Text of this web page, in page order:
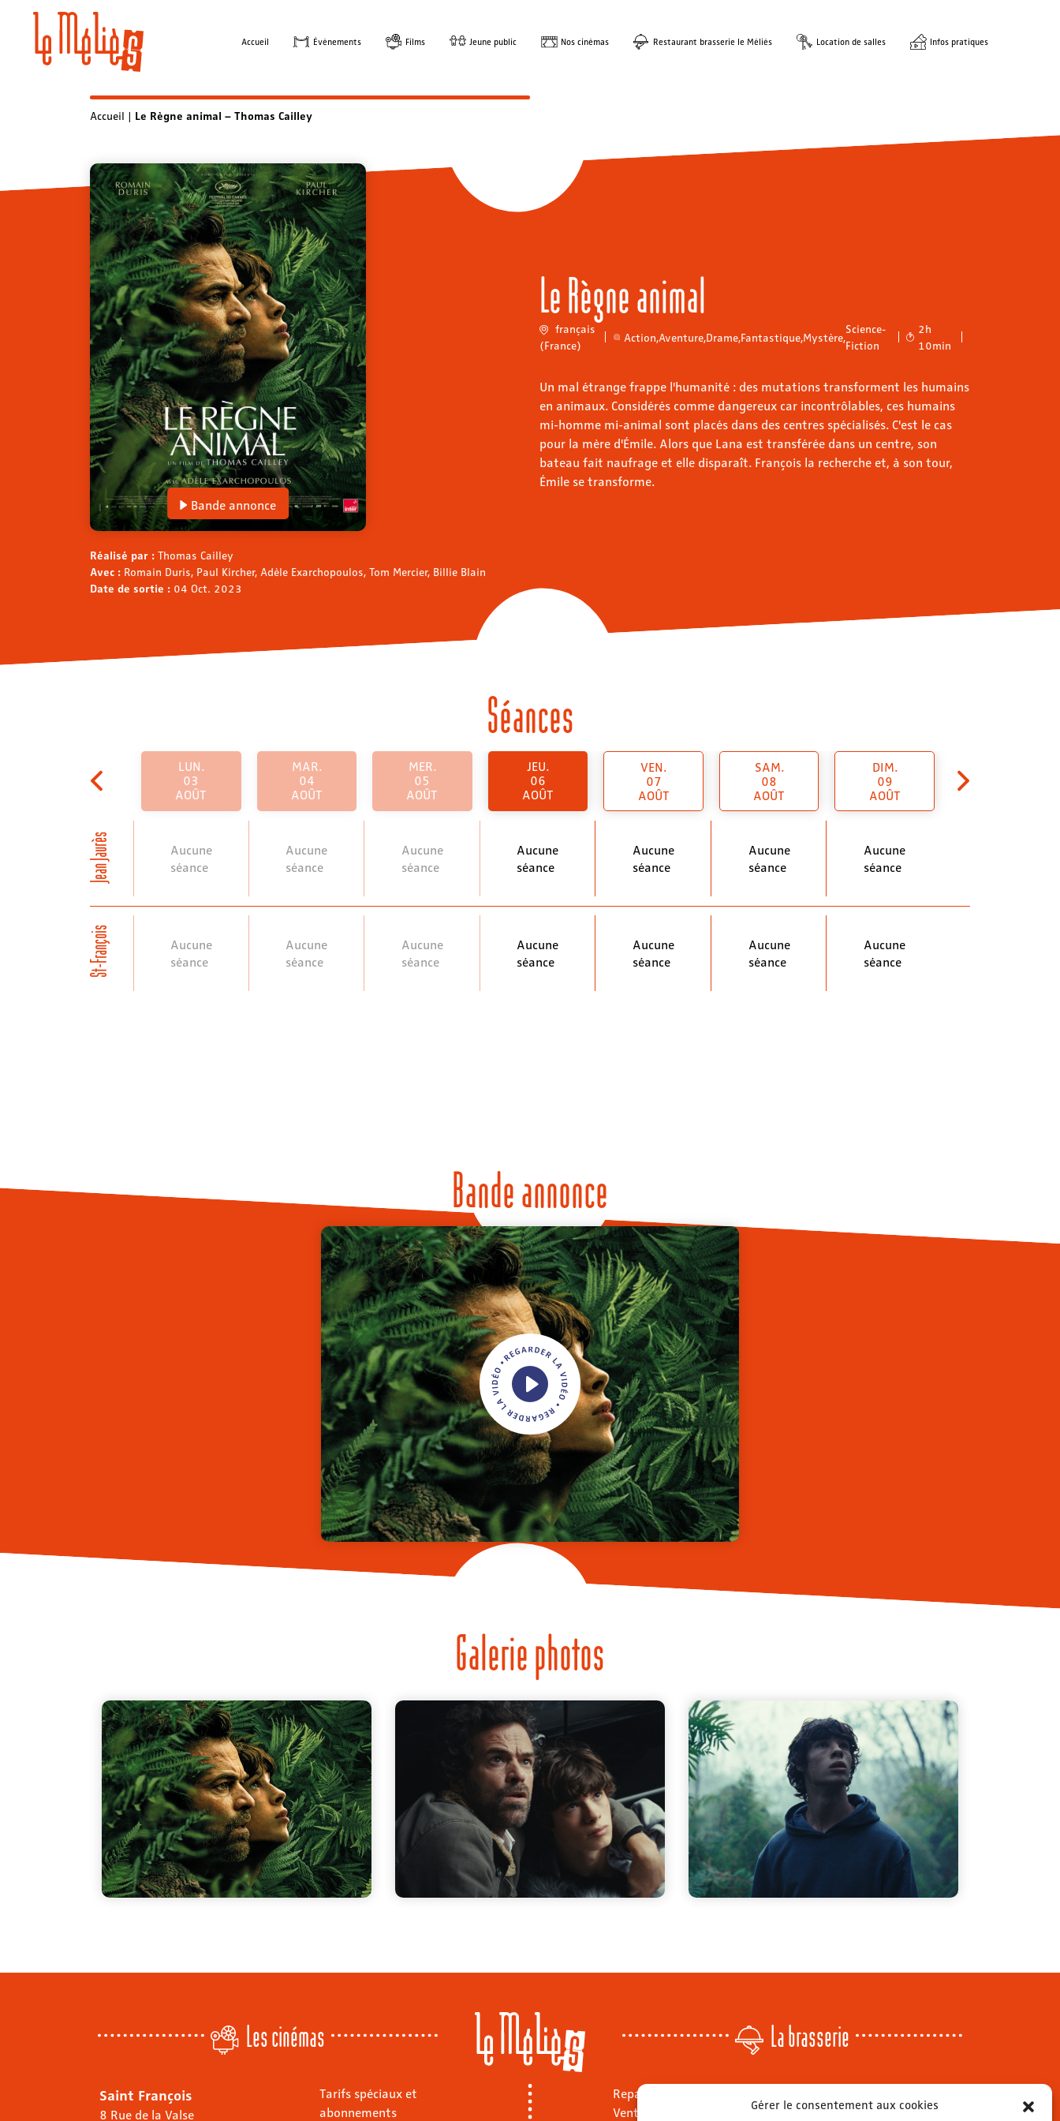
Gérer le consentement aux cookies
Accueil Évènements Films Jeune public Nos cinémas Restaurant brasserie le Méliès Location de salles Infos pratiques
Accueil | Le Règne animal – Thomas Cailley
Bande annonce
Réalisé par : Thomas Cailley
Avec : Romain Duris, Paul Kircher, Adèle Exarchopoulos, Tom Mercier, Billie Blain
Date de sortie : 04 Oct. 2023
Le Règne animal
français
(France)
Action Aventure Drame Fantastique Mystère
Science-
Fiction
2h
10min
Un mal étrange frappe l'humanité : des mutations transforment les humains
en animaux. Considérés comme dangereux car incontrôlables, ces humains
mi-homme mi-animal sont placés dans des centres spécialisés. C'est le cas
pour la mère d'Émile. Alors que Lana est transférée dans un centre, son
bateau fait naufrage et elle disparaît. François la recherche et, à son tour,
Émile se transforme.
Séances
Jean Jaurès
St-François
LUN.
03
AOÛT
Aucune
séance
Aucune
séance
MAR.
04
AOÛT
Aucune
séance
Aucune
séance
MER.
05
AOÛT
Aucune
séance
Aucune
séance
JEU.
06
AOÛT
Aucune
séance
Aucune
séance
VEN.
07
AOÛT
Aucune
séance
Aucune
séance
SAM.
08
AOÛT
Aucune
séance
Aucune
séance
DIM.
09
AOÛT
Aucune
séance
Aucune
séance
Bande annonce
Galerie photos
Les cinémas La brasserie
Saint François
8 Rue de la Valse
Tarifs spéciaux et
abonnements
Repas sur place
Vente à emporter
Mardi & mercredi: 11h - 00h30